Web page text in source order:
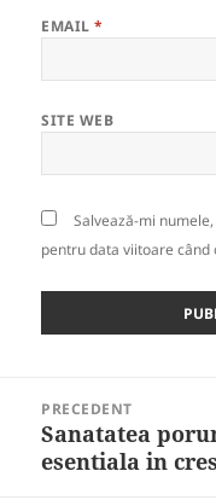
EMAIL*
SITE WEB
Salvează-mi
pentru data viitoare când
articole
PRECEDENT
Articolul
anterior:
Sanatatea
esentiala in